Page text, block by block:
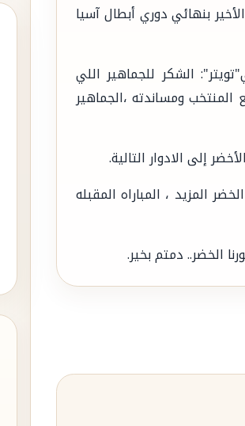
بنهائي دوري أبطال آسيا
الشكر للجماهير اللي
ومساندته ،الجماهير
إلى الادوار التالية.
المزيد ، المباراه المقبله
الخضر.. دمتم بخير.